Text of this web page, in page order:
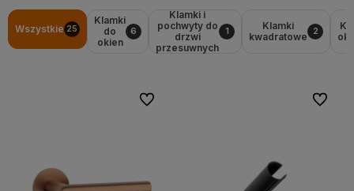
Wszystkie 25
Klamki
do
okien
6
Klamki i
pochwyty do
drzwi
przesuwnych
1
Klamki
kwadratowe
2
Do ulubionych Do